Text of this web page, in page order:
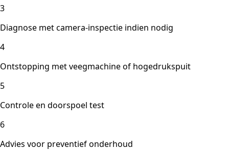
3
Diagnose met camera-inspectie indien nodig
4
Ontstopping met veegmachine of hogedrukspuit
5
Controle en doorspoel test
6
Advies voor preventief onderhoud